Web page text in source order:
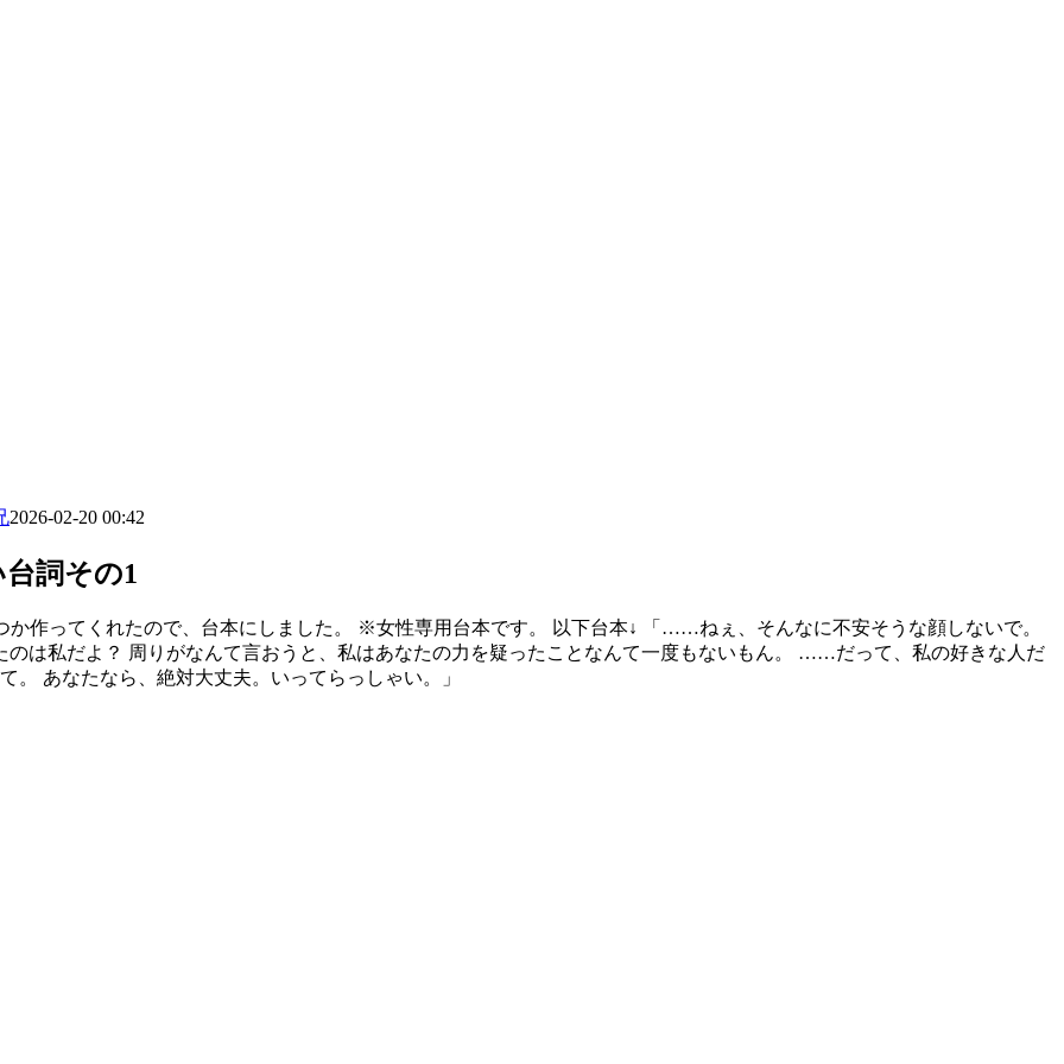
2026-02-20 00:42
詞その1
作ってくれたので、台本にしました。 ※女性専用台本です。 以下台本↓ 「……ねぇ、そんなに不安そうな顔しないで。
は私だよ？ 周りがなんて言おうと、私はあなたの力を疑ったことなんて一度もないもん。 ……だって、私の好きな人だ
あなたなら、絶対大丈夫。いってらっしゃい。」